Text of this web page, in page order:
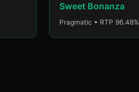
Sweet Bonanza
Pragmatic • RTP 96.48%